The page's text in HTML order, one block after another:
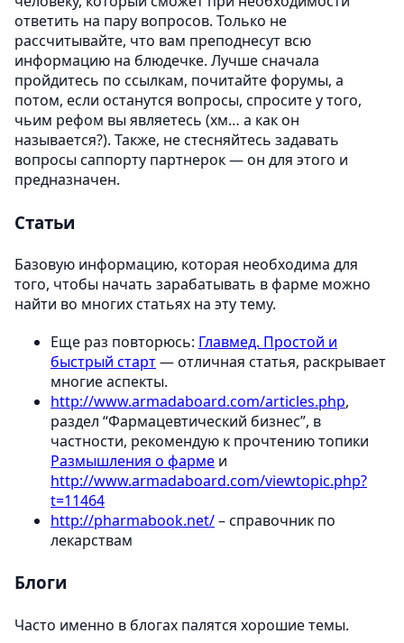
ответить на пару вопросов. Только не
рассчитывайте, что вам преподнесут всю
информацию на блюдечке. Лучше сначала
пройдитесь по ссылкам, почитайте форумы, а
потом, если останутся вопросы, спросите у того,
чьим рефом вы являетесь (хм… а как он
называется?). Также, не стесняйтесь задавать
вопросы саппорту партнерок — он для этого и
предназначен.
Статьи
Базовую информацию, которая необходима для
того, чтобы начать зарабатывать в фарме можно
найти во многих статьях на эту тему.
Еще раз повторюсь: Главмед. Простой и
быстрый старт— отличная статья, раскрывает
многие аспекты.
http://www.armadaboard.com/articles.php,
раздел “Фармацевтический бизнес”, в
частности, рекомендую к прочтению топики
Размышления о фарме и
http://www.armadaboard.com/viewtopic.php?
t=11464
http://pharmabook.net/– справочник по
лекарствам
Блоги
Часто именно в блогах палятся хорошие темы.